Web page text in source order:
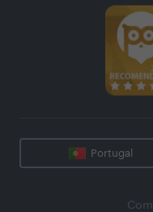
Portugal
Com